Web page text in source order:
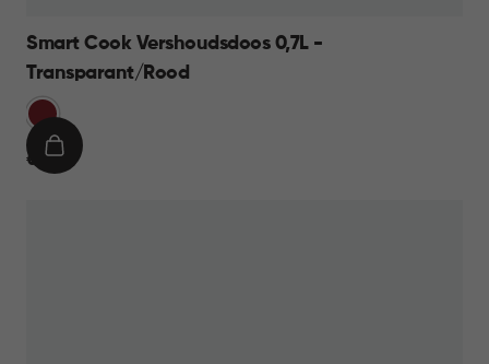
Smart Cook Vershoudsdoos 0,7L -
Transparant/Rood
Rood
€
€ 9,95
IN